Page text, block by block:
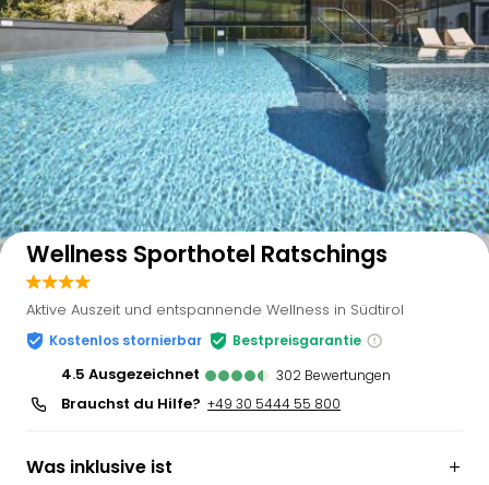
Auf der Karte anzeigen
Wellness Sporthotel Ratschings
Aktive Auszeit und entspannende Wellness in Südtirol
Kostenlos stornierbar Bestpreisgarantie
4.5 ausgezeichnet 302 Bewertungen
Brauchst du Hilfe? +49 30 5444 55 800
Was inklusive ist